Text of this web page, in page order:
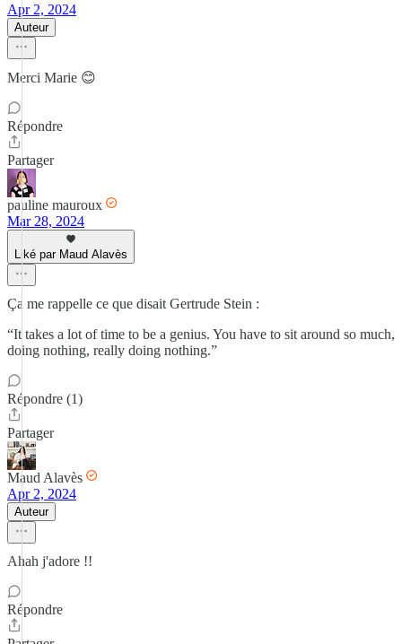
Apr 2, 2024
Auteur
Merci Marie 😊
Répondre
Partager
pauline mauroux
Mar 28, 2024
Liké par Maud Alavès
Ça me rappelle ce que disait Gertrude Stein :
“It takes a lot of time to be a genius. You have to sit around so much,
doing nothing, really doing nothing.”
Répondre (1)
Partager
Maud Alavès
Apr 2, 2024
Auteur
Ahah j'adore !!
Répondre